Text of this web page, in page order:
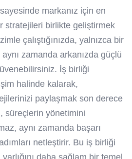
markanız için en
stratejileri birlikte geliştirmek
çalıştığınızda, yalnızca bir
zamanda arkanızda güçlü
İş birliği
halinde kalarak,
paylaşmak son derece
süreçlerin yönetimini
aynı zamanda başarı
netleştirir. Bu iş birliği